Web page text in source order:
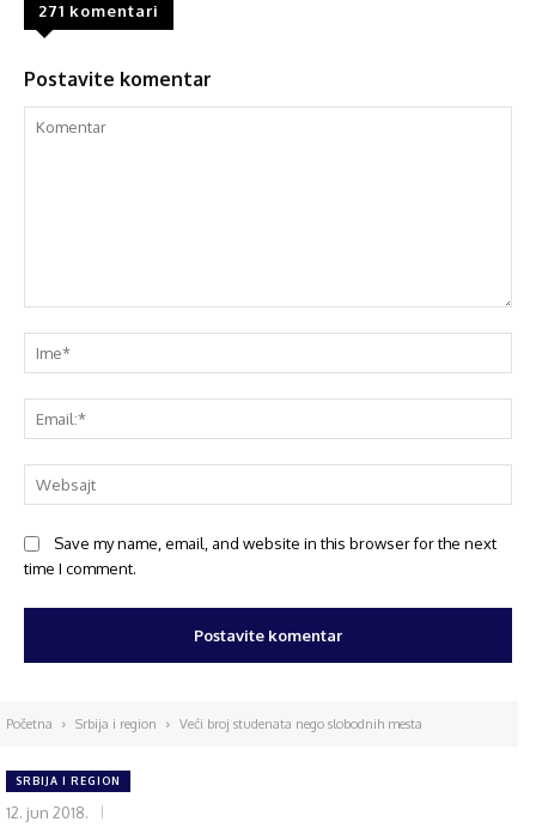
271 komentari
Postavite komentar
Save my name, email, and website in this browser for the next
time I comment.